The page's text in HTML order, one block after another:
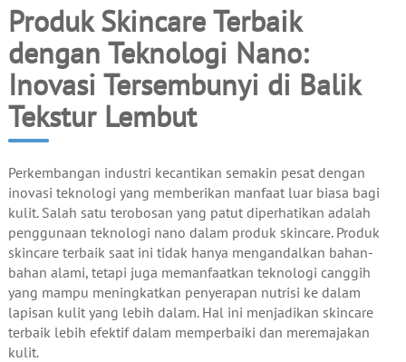
Produk Skincare Terbaik
dengan Teknologi Nano:
Inovasi Tersembunyi di Balik
Tekstur Lembut
Perkembangan industri kecantikan semakin pesat dengan
inovasi teknologi yang memberikan manfaat luar biasa bagi
kulit. Salah satu terobosan yang patut diperhatikan adalah
penggunaan teknologi nano dalam produk skincare. Produk
skincare terbaik saat ini tidak hanya mengandalkan bahan-
bahan alami, tetapi juga memanfaatkan teknologi canggih
yang mampu meningkatkan penyerapan nutrisi ke dalam
lapisan kulit yang lebih dalam. Hal ini menjadikan skincare
terbaik lebih efektif dalam memperbaiki dan meremajakan
kulit.